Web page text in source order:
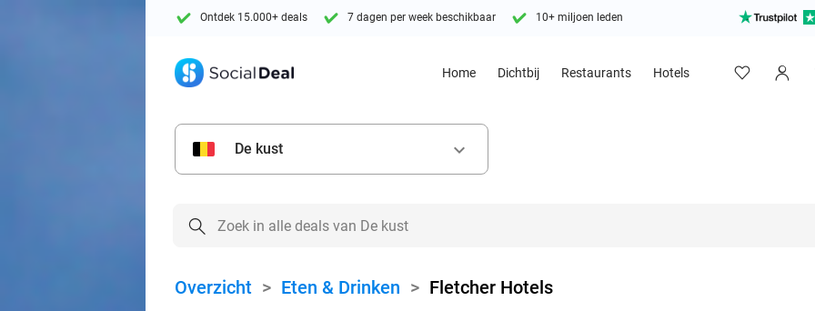
Ontdek 15.000+ deals 7 dagen per week beschikbaar 10+ miljoen leden
Home Dichtbij Restaurants Hotels
De kust keyboard_arrow_down
Overzicht > Eten & Drinken > Fletcher Hotels